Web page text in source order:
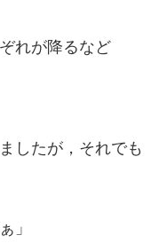
れが降るなど
したが，それでも
」